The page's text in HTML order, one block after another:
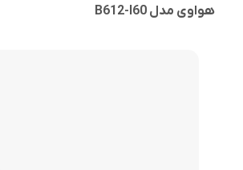
هواوی مدل B612-I60